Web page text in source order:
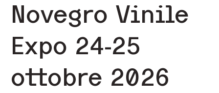
Novegro Vinile
Expo 24-25
ottobre 2026